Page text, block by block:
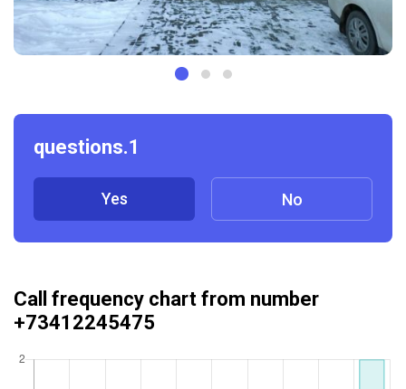
questions.1
Yes No
Call frequency chart from number
+73412245475